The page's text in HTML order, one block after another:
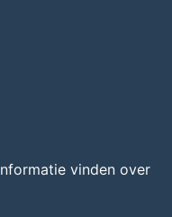
vinden over